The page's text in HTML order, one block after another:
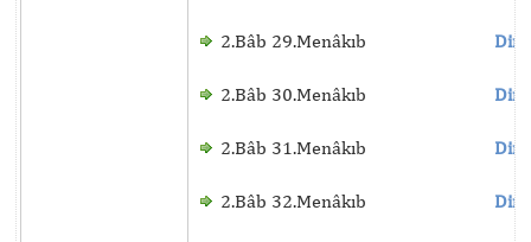
2.Bâb 29.Menâkıb
2.Bâb 30.Menâkıb
2.Bâb 31.Menâkıb
2.Bâb 32.Menâkıb